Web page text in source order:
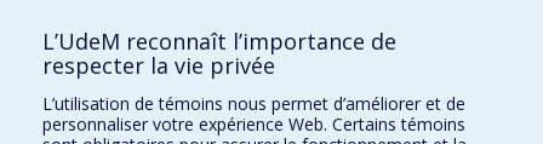
Écoles
Kinésiologie et des sciences de l’activité physique
Orthophonie et audiologie
Réadaptation
L’UdeM reconnaît l’importance de
respecter la vie privée
L’utilisation de témoins nous permet d’améliorer et de
personnaliser votre expérience Web. Certains témoins